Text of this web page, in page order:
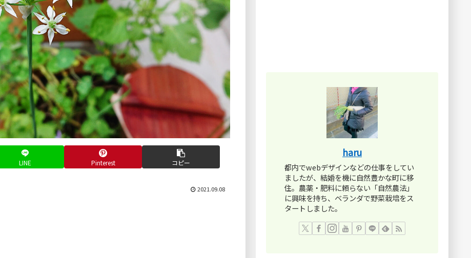
LINE Pinterest コピー
2021.09.08
haru
都内でwebデザインなどの仕事をしてい
ましたが、結婚を機に自然豊かな町に移
住。農薬・肥料に頼らない「自然農法」
に興味を持ち、ベランダで野菜栽培をス
タートしました。